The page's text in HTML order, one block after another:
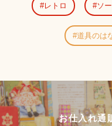
レトロ ソ
道具のは
お仕入れ通